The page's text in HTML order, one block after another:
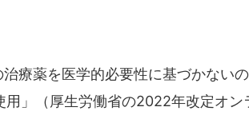
療薬を医学的必要性に基づかない
用」（厚生労働省の2022年改定オ